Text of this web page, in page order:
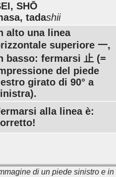
SHŌ
tadashii
alto una linea
superiore 一,
basso: fermarsi 止 (=
del piede
girato di 90° a
alla linea è:
di un piede sinistro e in